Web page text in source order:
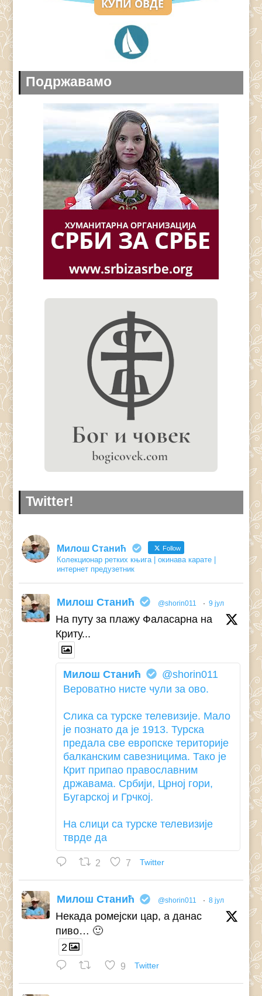
Подржавамо
Twitter!
Милош Станић Follow
Колекционар ретких књига | окинава карате |
интернет предузетник
Милош Станић @shorin011 · 9 јул
На путу за плажу Фаласарна на
Криту...
Милош Станић
@shorin011
Вероватно нисте чули за ово.
Слика са турске телевизије. Мало
је познато да је 1913. Турска
предала све европске територије
балканским савезницима. Тако је
Крит припао православним
државама. Србији, Црној гори,
Бугарској и Грчкој.
На слици са турске телевизије
тврде да
2 7 Twitter
Милош Станић @shorin011 · 8 јул
Некада ромејски цар, а данас
пиво… 🙂
2
9 Twitter